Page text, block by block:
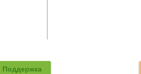
Поддержка